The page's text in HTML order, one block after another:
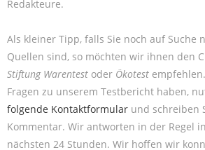
Redakteure.
Als kleiner Tipp, falls Sie noch auf Suche
Quellen sind, so möchten wir ihnen den
Stiftung Warentest oder Ökotest
Fragen zu unserem Testbericht haben,
folgende Kontaktformular und schreiben
Kommentar. Wir antworten in der Regel
nächsten 24 Stunden. Wir hoffen wir